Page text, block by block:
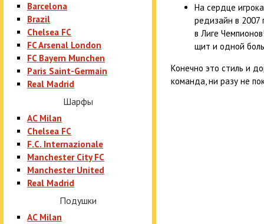
Barcelona
Brazil
Chelsea FC
FC Arsenal London
FC Bayern Munchen
Paris Saint-Germain
Real Madrid
Шарфы
AC Milan
Chelsea FC
F.C. Internazionale
Manchester City FC
Manchester United
Real Madrid
Подушки
AC Milan
На сердце
редизайн в 2007
в Лиге
щит и одной
Конечно это стиль и
команда, ни разу не